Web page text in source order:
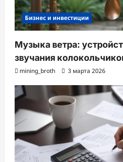
Бизнес и инвестиции
Музыка ветра:
звучания
mining_broth 3 марта 2026